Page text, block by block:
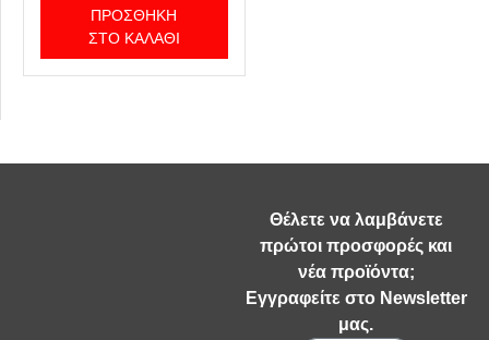
ΠΡΟΣΘΉΚΗ
ΣΤΟ ΚΑΛΆΘΙ
Θέλετε να λαμβάνετε
πρώτοι προσφορές και
νέα προϊόντα;
Εγγραφείτε στο Newsletter
μας.